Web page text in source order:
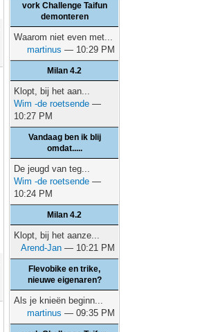
vork Challenge Taifun
demonteren
Waarom niet even met...
martinus — 10:29 PM
Milan 4.2
Klopt, bij het aan...
Wim -de roetsende —
10:27 PM
Vandaag ben ik blij
omdat.....
De jeugd van teg...
Wim -de roetsende —
10:24 PM
Milan 4.2
Klopt, bij het aanze...
Arend-Jan — 10:21 PM
Flevobike en trike,
nieuwe eigenaren?
Als je knieën beginn...
martinus — 09:35 PM